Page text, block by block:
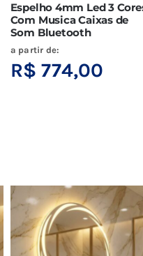
Espelho 4mm Led 3
Com Musica Caixas de
Som Bluetooth
a partir de:
R$ 774,00